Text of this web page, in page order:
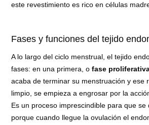
este revestimiento es rico en células
Fases y funciones del tejido
A lo largo del ciclo menstrual, el tejido
fases: en una primera, o fase
acaba de terminar su menstruación y ese
limpio, se empieza a engrosar por la
Es un proceso imprescindible para que se
porque cuando llegue la ovulación el